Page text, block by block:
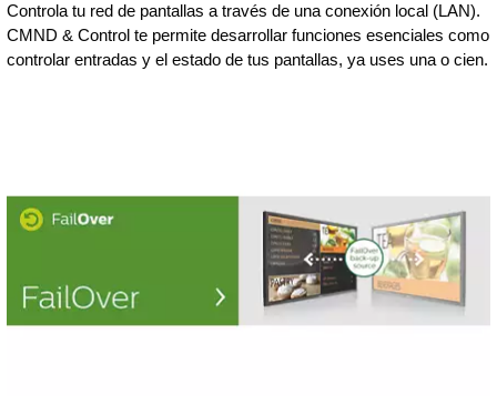
Controla tu red de pantallas a través de una conexión local (LAN).
CMND & Control te permite desarrollar funciones esenciales como
controlar entradas y el estado de tus pantallas, ya uses una o cien.